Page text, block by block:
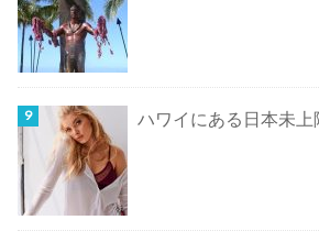
ハワイにある日本未上